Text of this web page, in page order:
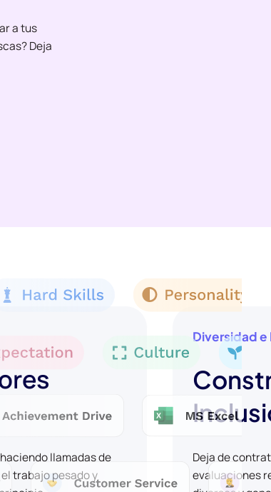
a tus
Deja
llamadas de
trabajo pesado y
Diversidad e
Deja de
evaluaciones